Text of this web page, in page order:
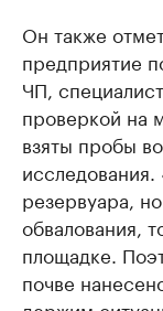
Он также
предприятие
ЧП,
проверкой на
взяты пробы
исследования.
резервуара,
обвалования,
площадке.
почве